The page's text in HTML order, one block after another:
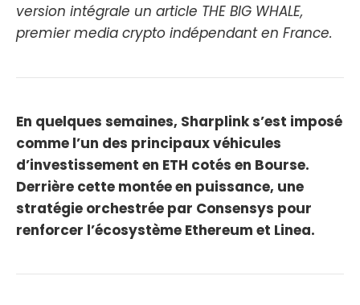
version intégrale un article THE BIG WHALE,
premier media crypto indépendant en France.
En quelques semaines, Sharplink s’est imposé
comme l’un des principaux véhicules
d’investissement en ETH cotés en Bourse.
Derrière cette montée en puissance, une
stratégie orchestrée par Consensys pour
renforcer l’écosystème Ethereum et Linea.